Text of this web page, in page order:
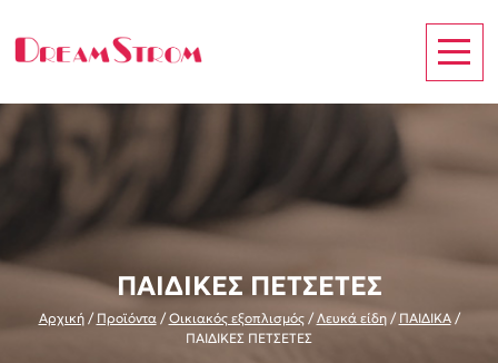
ΠΑΙΔΙΚΕΣ ΠΕΤΣΕΤΕΣ
Αρχική/ Προϊόντα/ Οικιακός εξοπλισμός/Λευκά είδη/ ΠΑΙΔΙΚΑ/
ΠΑΙΔΙΚΕΣ ΠΕΤΣΕΤΕΣ